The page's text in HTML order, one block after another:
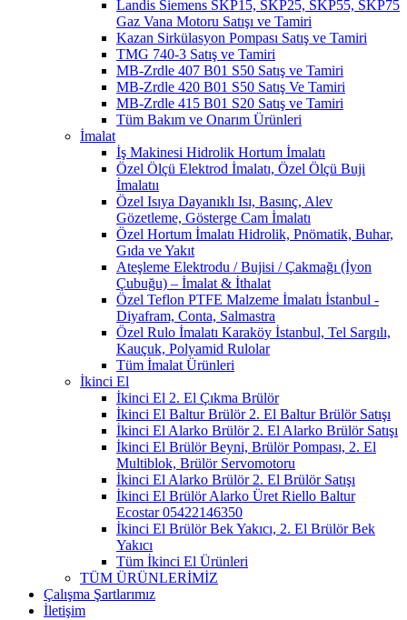
Landis Siemens SKP15, SKP25, SKP55, SKP75
Gaz Vana Motoru Satışı ve Tamiri
Kazan Sirkülasyon Pompası Satış ve Tamiri
TMG 740-3 Satış ve Tamiri
MB-Zrdle 407 B01 S50 Satış ve Tamiri
MB-Zrdle 420 B01 S50 Satış Ve Tamiri
MB-Zrdle 415 B01 S20 Satış ve Tamiri
Tüm Bakım ve Onarım Ürünleri
İmalat
İş Makinesi Hidrolik Hortum İmalatı
Özel Ölçü Elektrod İmalatı, Özel Ölçü Buji
İmalatıı
Özel Isıya Dayanıklı Isı, Basınç, Alev
Gözetleme, Gösterge Cam İmalatı
Özel Hortum İmalatı Hidrolik, Pnömatik, Buhar,
Gıda ve Yakıt
Ateşleme Elektrodu / Bujisi / Çakmağı (İyon
Çubuğu) – İmalat & İthalat
Özel Teflon PTFE Malzeme İmalatı İstanbul -
Diyafram, Conta, Salmastra
Özel Rulo İmalatı Karaköy İstanbul, Tel Sargılı,
Kauçuk, Polyamid Rulolar
Tüm İmalat Ürünleri
İkinci El
İkinci El 2. El Çıkma Brülör
İkinci El Baltur Brülör 2. El Baltur Brülör Satışı
İkinci El Alarko Brülör 2. El Alarko Brülör Satışı
İkinci El Brülör Beyni, Brülör Pompası, 2. El
Multiblok, Brülör Servomotoru
İkinci El Alarko Brülör 2. El Brülör Satışı
İkinci El Brülör Alarko Üret Riello Baltur
Ecostar 05422146350
İkinci El Brülör Bek Yakıcı, 2. El Brülör Bek
Yakıcı
Tüm İkinci El Ürünleri
TÜM ÜRÜNLERİMİZ
Çalışma Şartlarımız
İletişim